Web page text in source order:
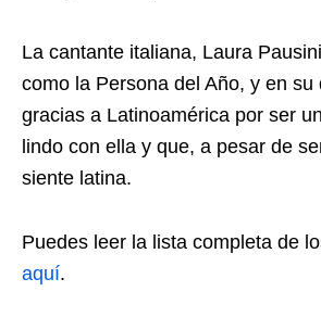
La cantante italiana, Laura
como la Persona del Año, y en su
gracias a Latinoamérica por ser
lindo con ella y que, a pesar de
siente latina.
Puedes leer la lista completa de
aquí.